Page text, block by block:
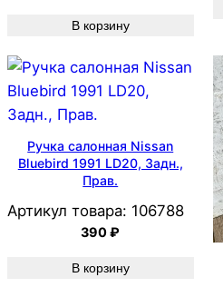
В корзину
Ручка салонная Nissan
Bluebird 1991 LD20, Задн.,
Прав.
Артикул товара: 106788
390₽
В корзину